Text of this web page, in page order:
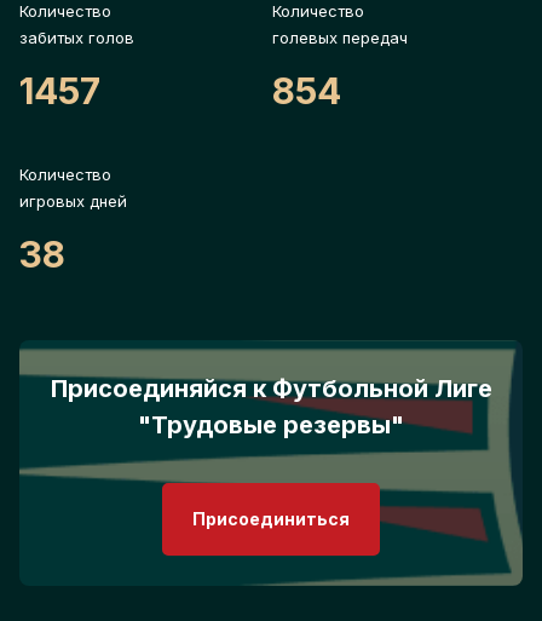
Количество
забитых голов
1457
Количество
голевых передач
854
Количество
игровых дней
38
Присоединяйся к Футбольной Лиге
"Трудовые резервы"
Присоединиться